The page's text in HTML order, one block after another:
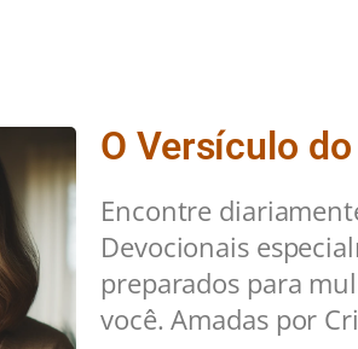
O Versículo do
Encontre
Devocionais
preparados para
você. Amadas por